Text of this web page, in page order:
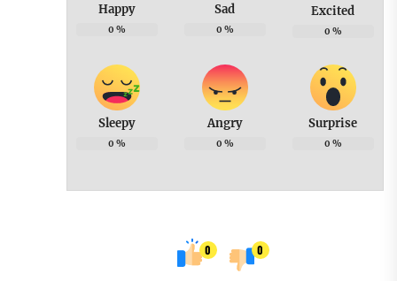
Happy
0 %
Sad
0 %
Excited
0 %
Sleepy
0 %
Angry
0 %
Surprise
0 %
0 0